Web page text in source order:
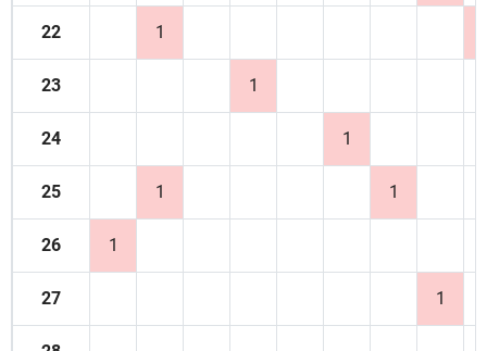
22 1
23 1
24 1
25 1 1
26 1
27 1